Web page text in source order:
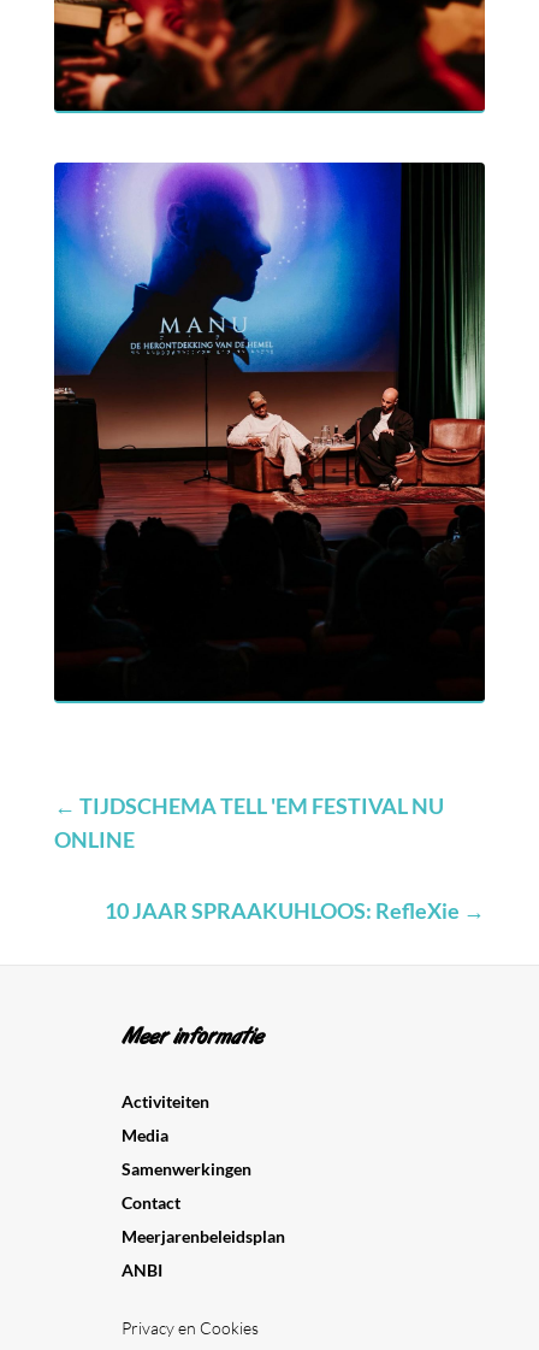
← TIJDSCHEMA TELL 'EM FESTIVAL NU
ONLINE
10 JAAR SPRAAKUHLOOS: RefleXie →
Meer informatie
Activiteiten
Media
Samenwerkingen
Contact
Meerjarenbeleidsplan
ANBI
Privacy en Cookies